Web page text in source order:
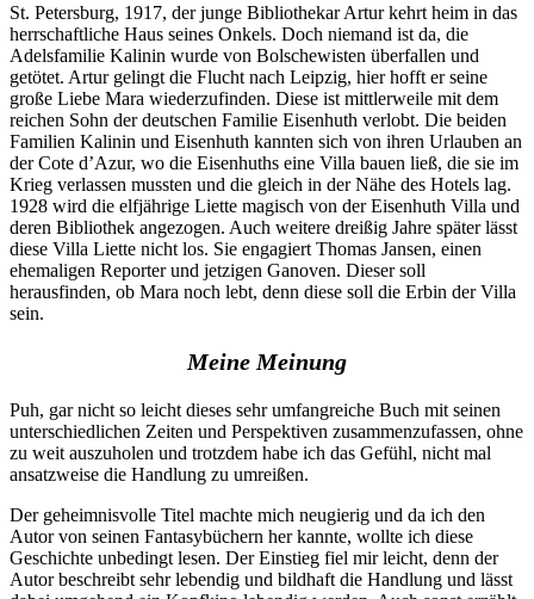
St. Petersburg, 1917, der junge Bibliothekar Artur kehrt heim in das
herrschaftliche Haus seines Onkels. Doch niemand ist da, die
Adelsfamilie Kalinin wurde von Bolschewisten überfallen und
getötet. Artur gelingt die Flucht nach Leipzig, hier hofft er seine
große Liebe Mara wiederzufinden. Diese ist mittlerweile mit dem
reichen Sohn der deutschen Familie Eisenhuth verlobt. Die beiden
Familien Kalinin und Eisenhuth kannten sich von ihren Urlauben an
der Cote d’Azur, wo die Eisenhuths eine Villa bauen ließ, die sie im
Krieg verlassen mussten und die gleich in der Nähe des Hotels lag.
1928 wird die elfjährige Liette magisch von der Eisenhuth Villa und
deren Bibliothek angezogen. Auch weitere dreißig Jahre später lässt
diese Villa Liette nicht los. Sie engagiert Thomas Jansen, einen
ehemaligen Reporter und jetzigen Ganoven. Dieser soll
herausfinden, ob Mara noch lebt, denn diese soll die Erbin der Villa
sein.
Meine Meinung
Puh, gar nicht so leicht dieses sehr umfangreiche Buch mit seinen
unterschiedlichen Zeiten und Perspektiven zusammenzufassen, ohne
zu weit auszuholen und trotzdem habe ich das Gefühl, nicht mal
ansatzweise die Handlung zu umreißen.
Der geheimnisvolle Titel machte mich neugierig und da ich den
Autor von seinen Fantasybüchern her kannte, wollte ich diese
Geschichte unbedingt lesen. Der Einstieg fiel mir leicht, denn der
Autor beschreibt sehr lebendig und bildhaft die Handlung und lässt